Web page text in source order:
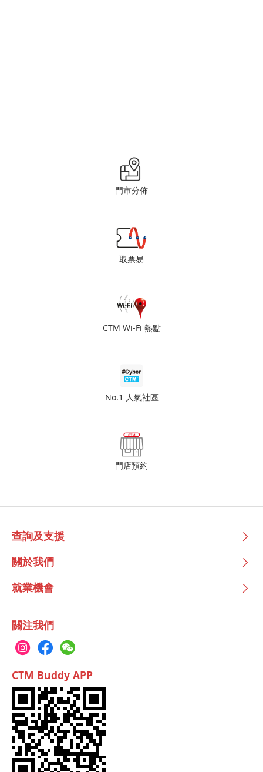
門市分佈
取票易
CTM Wi-Fi 熱點
No.1 人氣社區
門店預約
查詢及支援
關於我們
就業機會
關注我們
CTM Buddy APP